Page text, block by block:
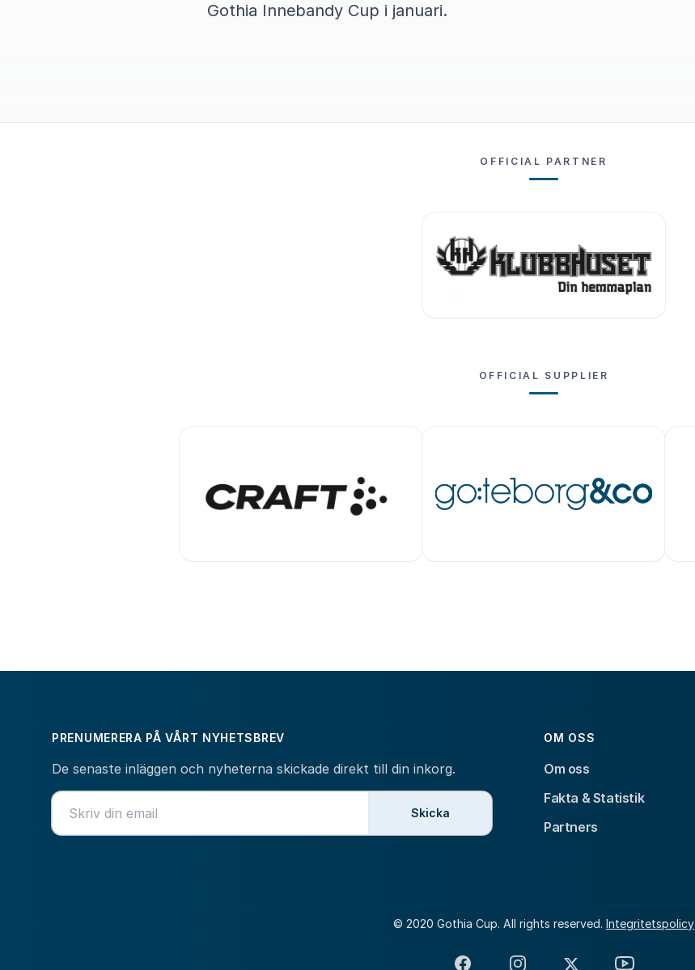
Gothia Innebandy Cup i januari.
OFFICIAL PARTNER
OFFICIAL SUPPLIER
PRENUMERERA PÅ VÅRT NYHETSBREV
De senaste inläggen och nyheterna skickade direkt till din inkorg.
Skicka
OM OSS
Om oss
Fakta & Statistik
Partners
© 2020 Gothia Cup. All rights reserved. Integritetspolicy